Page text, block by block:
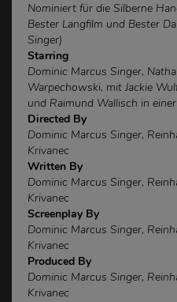
Nominiert für die Silberne
Bester Langfilm und Bester
Singer)
Starring
Dominic Marcus Singer,
Warpechowski, mit Jackie
und Raimund Wallisch in
Directed By
Dominic Marcus Singer,
Krivanec
Written By
Dominic Marcus Singer,
Krivanec
Screenplay By
Dominic Marcus Singer,
Krivanec
Produced By
Dominic Marcus Singer,
Krivanec